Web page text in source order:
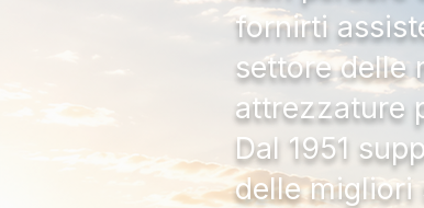
fornirti
settore delle
attrezzature
Dal 1951
delle migliori